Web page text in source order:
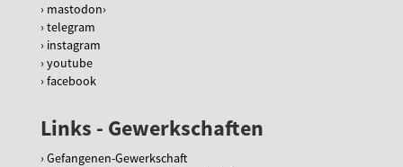
mastodon
telegram
instagram
youtube
facebook
Links - Gewerkschaften
Gefangenen-Gewerkschaft